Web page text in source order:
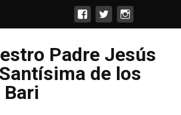
Padre Jesús
de los
Bari